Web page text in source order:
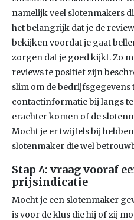
namelijk veel slotenmakers
het belangrijk dat je de
bekijken voordat je gaat
zorgen dat je goed kijkt. Zo
reviews te positief zijn
slim om de
contactinformatie bij langs
erachter komen of de
Mocht je er twijfels bij
slotenmaker die wel
Stap 4: vraag vooraf
prijsindicatie
Mocht je een slotenmaker
is voor de klus die hij of zij